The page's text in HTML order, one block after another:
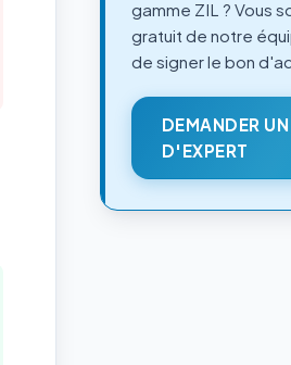
gamme ZIL ? Vous
gratuit de notre
de signer le bon
DEMANDER
D'EXPERT